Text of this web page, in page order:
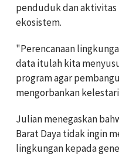
penduduk dan
ekosistem.
"Perencanaan
data itulah kita
program agar
mengorbankan
Julian menegaskan
Barat Daya tidak ingin
lingkungan kepada